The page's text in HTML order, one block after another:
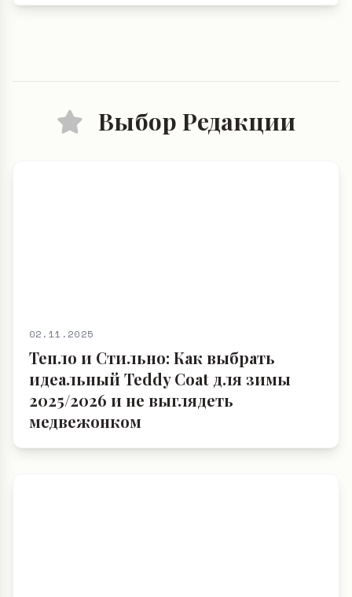
Выбор Редакции
02.11.2025
Тепло и Стильно: Как выбрать
идеальный Teddy Coat для зимы
2025/2026 и не выглядеть
медвежонком